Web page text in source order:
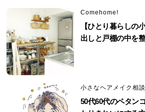
Comehome!
【ひとり暮らしの
出しと戸棚の中を
小さなヘアメイク相
50代60代のペタン